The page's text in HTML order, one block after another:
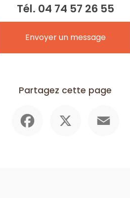
Tél. 04 74 57 26 55
Envoyer un message
Partagez cette page